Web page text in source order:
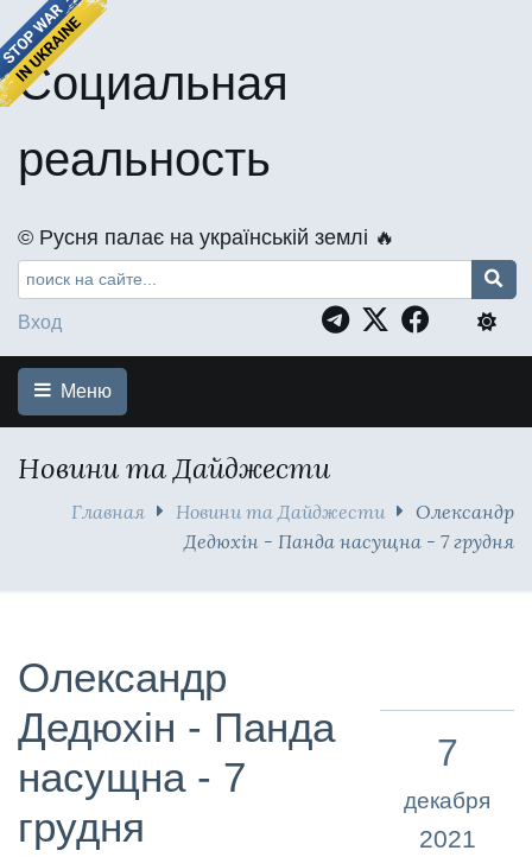
Социальная
реальность
©️ Русня палає на українській землі 🔥
Вход
Меню
Новини та Дайджести
Главная Новини та Дайджести
Олександр
Дедюхін - Панда насущна - 7 грудня
Олександр
Дедюхін - Панда
насущна - 7
грудня
7
декабря
2021